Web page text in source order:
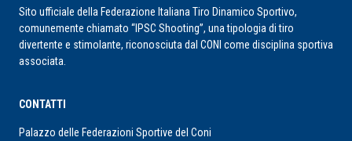
Sito ufficiale della Federazione Italiana Tiro Dinamico Sportivo,
comunemente chiamato “IPSC Shooting”, una tipologia di tiro
divertente e stimolante, riconosciuta dal CONI come disciplina sportiva
associata.
CONTATTI
Palazzo delle Federazioni Sportive del Coni